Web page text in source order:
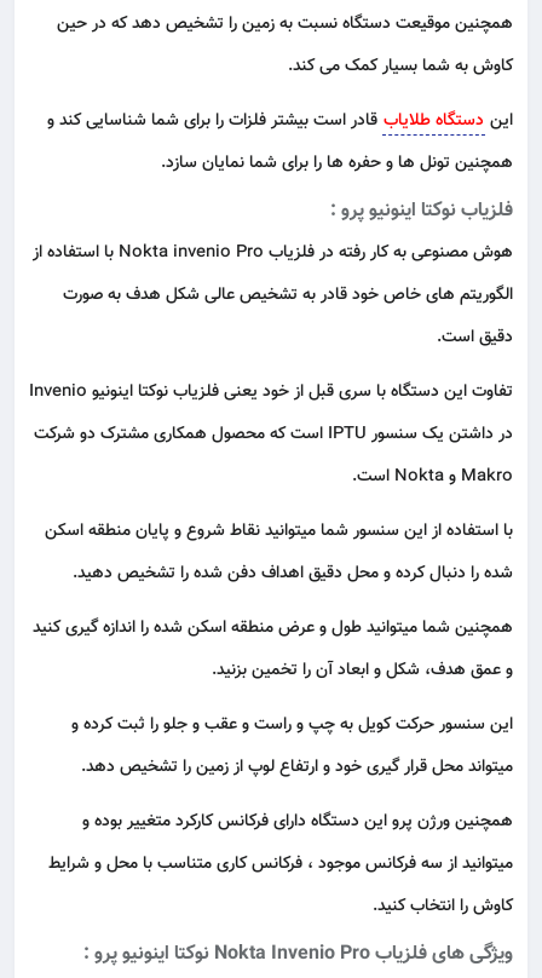
همچنین موقیعت دستگاه نسبت به زمین را تشخیص دهد که در حین
کاوش به شما بسیار کمک می کند.
این دستگاه طلایاب قادر است بیشتر فلزات را برای شما شناسایی کند و
همچنین تونل ها و حفره ها را برای شما نمایان سازد.
فلزیاب نوکتا اینونیو پرو :
هوش مصنوعی به کار رفته در فلزیاب Nokta invenio Pro با استفاده از
الگوریتم های خاص خود قادر به تشخیص عالی شکل هدف به صورت
دقیق است.
تفاوت این دستگاه با سری قبل از خود یعنی فلزیاب نوکتا اینونیو Invenio
در داشتن یک سنسور IPTU است که محصول همکاری مشترک دو شرکت
Makro و Nokta است.
با استفاده از این سنسور شما میتوانید نقاط شروع و پایان منطقه اسکن
شده را دنبال کرده و محل دقیق اهداف دفن شده را تشخیص دهید.
همچنین شما میتوانید طول و عرض منطقه اسکن شده را اندازه گیری کنید
و عمق هدف، شکل و ابعاد آن را تخمین بزنید.
این سنسور حرکت کویل به چپ و راست و عقب و جلو را ثبت کرده و
میتواند محل قرار گیری خود و ارتفاع لوپ از زمین را تشخیص دهد.
همچنین ورژن پرو این دستگاه دارای فرکانس کارکرد متغییر بوده و
میتوانید از سه فرکانس موجود ، فرکانس کاری متناسب با محل و شرایط
کاوش را انتخاب کنید.
ویژگی های فلزیاب Nokta Invenio Pro نوکتا اینونیو پرو :